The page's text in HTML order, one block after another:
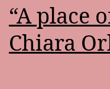
“A place
Chiara